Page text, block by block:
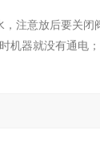
意放后要关闭
器就没有通电